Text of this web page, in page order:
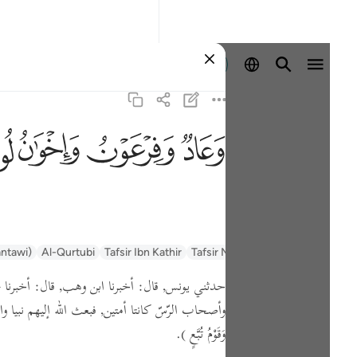
Aanmelden
ﲳﲴﲵ
Al-Qurtubi Tafsir Ibn Kathir Tafsir Muyassar
حدثني يونس, قال: أخبرنا ابن وهب, قال:
وأصحاب الرّسّ كانتا أمتين, فبعث الله إليهم نبيا
وَقَوْمُ تُبَّعٍ ).